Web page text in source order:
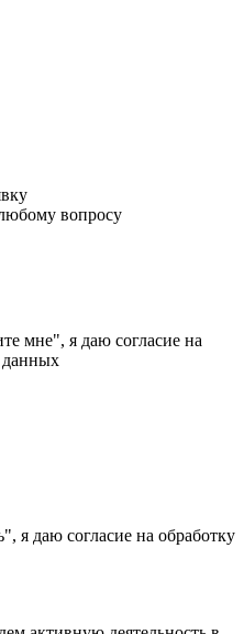
вопросу
мне", я даю согласие на
данных
я даю согласие на обработку